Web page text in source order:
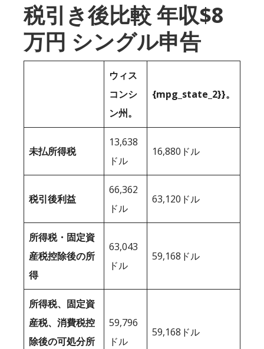
税引き後比較 年収$8
万円 シングル申告
ウィス
コンシ
ン州。
{mpg_state_2}}。
未払所得税
13,638
ドル
16,880ドル
税引後利益
66,362
ドル
63,120ドル
所得税・固定資
産税控除後の所
得
63,043
ドル
59,168ドル
所得税、固定資
産税、消費税控
除後の可処分所
59,796
ドル
59,168ドル